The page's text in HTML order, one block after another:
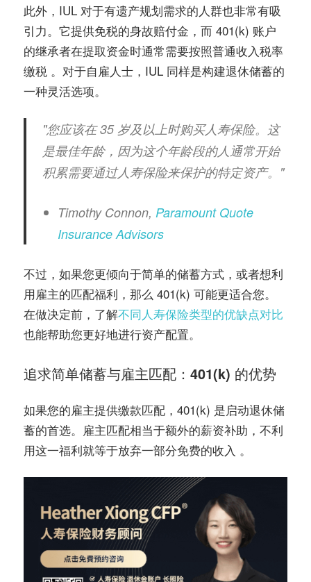
此外，IUL 对于有遗产规划需求的人群也非常有吸
引力。它提供免税的身故赔付金，而 401(k) 账户
的继承者在提取资金时通常需要按照普通收入税率
缴税 。对于自雇人士，IUL 同样是构建退休储蓄的
一种灵活选项。
"您应该在 35 岁及以上时购买人寿保险。这
是最佳年龄，因为这个年龄段的人通常开始
积累需要通过人寿保险来保护的特定资产。"
Timothy Connon, Paramount Quote
Insurance Advisors
不过，如果您更倾向于简单的储蓄方式，或者想利
用雇主的匹配福利，那么 401(k) 可能更适合您。
在做决定前，了解不同人寿保险类型的优缺点对比
也能帮助您更好地进行资产配置。
追求简单储蓄与雇主匹配：401(k) 的优势
如果您的雇主提供缴款匹配，401(k) 是启动退休储
蓄的首选。雇主匹配相当于额外的薪资补助，不利
用这一福利就等于放弃一部分免费的收入 。